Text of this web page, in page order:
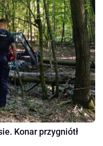
Konar przygniótł